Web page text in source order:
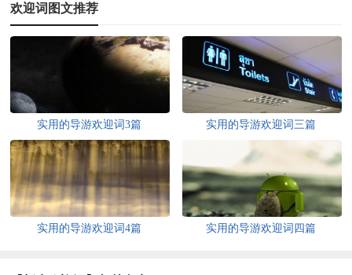
欢迎词图文推荐
实用的导游欢迎词3篇 实用的导游欢迎词三篇
实用的导游欢迎词4篇 实用的导游欢迎词四篇